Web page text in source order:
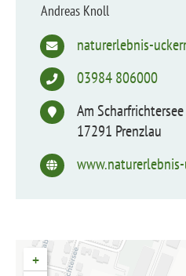
Andreas Knoll
naturerlebnis-
03984 806000
Am
17291 Prenzlau
+